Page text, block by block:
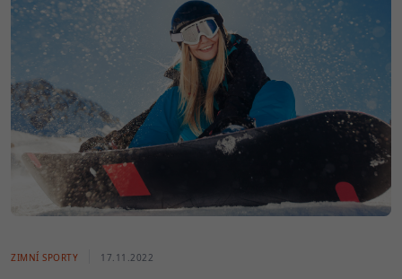
ZIMNÍ SPORTY 17.11.2022